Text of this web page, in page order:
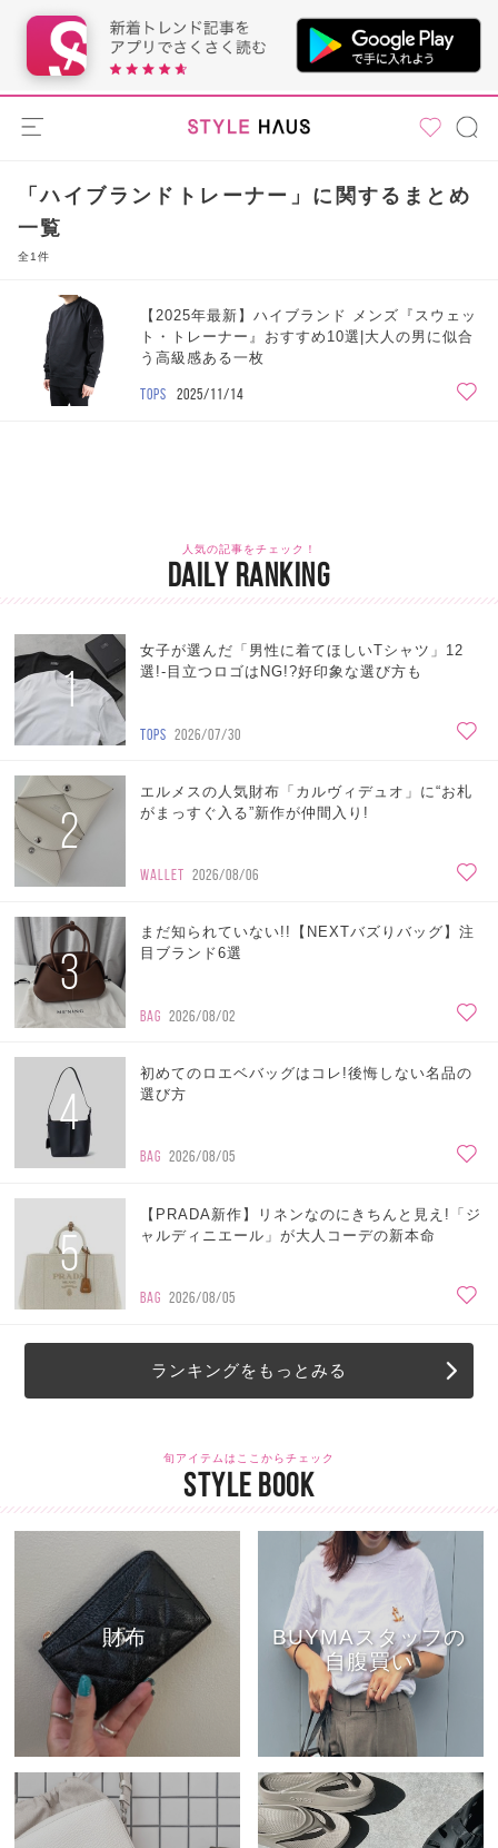
「ハイブランドトレーナー」に関するまとめ
一覧
全1件
【2025年最新】ハイブランド メンズ『スウェッ
ト・トレーナー』おすすめ10選|大人の男に似合
う高級感ある一枚
TOPS 2025/11/14
人気の記事をチェック！
DAILY RANKING
1
女子が選んだ「男性に着てほしいTシャツ」12
選!-目立つロゴはNG!?好印象な選び方も
TOPS 2026/07/30
2
エルメスの人気財布「カルヴィデュオ」に“お札
がまっすぐ入る”新作が仲間入り!
WALLET 2026/08/06
3
まだ知られていない!!【NEXTバズりバッグ】注
目ブランド6選
BAG 2026/08/02
4
初めてのロエベバッグはコレ!後悔しない名品の
選び方
BAG 2026/08/05
5
【PRADA新作】リネンなのにきちんと見え!「ジ
ャルディニエール」が大人コーデの新本命
BAG 2026/08/05
ランキングをもっとみる
旬アイテムはここからチェック
STYLE BOOK
財布
BUYMAスタッフの
自腹買い